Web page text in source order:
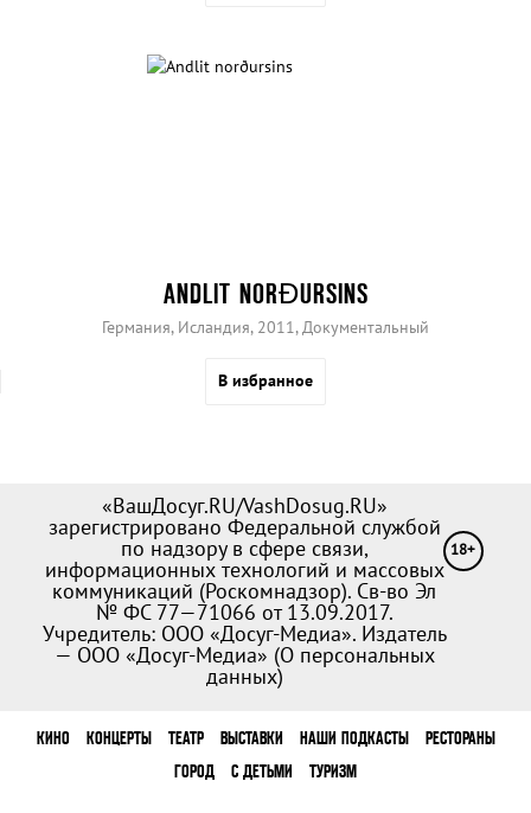
ANDLIT NORÐURSINS
Германия, Исландия, 2011, Документальный
В избранное
«ВашДосуг.RU/VashDosug.RU»
зарегистрировано Федеральной службой
по надзору в сфере связи,
информационных технологий и массовых
коммуникаций (Роскомнадзор). Св-во Эл
№ ФС 77—71066 от 13.09.2017.
Учредитель: ООО «Досуг-Медиа». Издатель
— ООО «Досуг-Медиа» (О персональных
данных)
18+
КИНО КОНЦЕРТЫ ТЕАТР ВЫСТАВКИ НАШИ ПОДКАСТЫ
РЕСТОРАНЫ
ГОРОД
С ДЕТЬМИ ТУРИЗМ